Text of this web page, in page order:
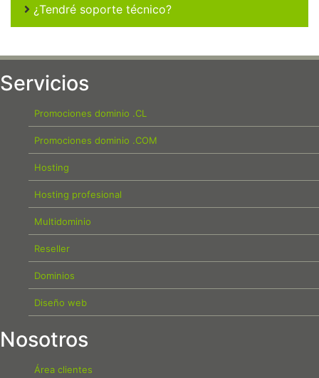
¿Tendré soporte técnico?
Servicios
Promociones dominio .CL
Promociones dominio .COM
Hosting
Hosting profesional
Multidominio
Reseller
Dominios
Diseño web
Nosotros
Área clientes